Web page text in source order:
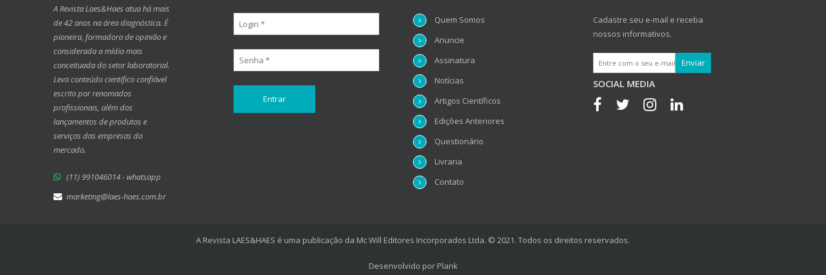
A Revista Laes&Haes atua há mais
de 42 anos na área diagnóstica. É
pioneira, formadora de opinião e
considerada a mídia mais
conceituada do setor laboratorial.
Leva conteúdo científico confiável
escrito por renomados
profissionais, além dos
lançamentos de produtos e
serviços das empresas do
mercado.
(11) 991046014 - whatsapp
marketing@laes-haes.com.br
Quem Somos
Anuncie
Assinatura
Notícias
Artigos Científicos
Edições Anteriores
Questionário
Livraria
Contato
Cadastre seu e-mail e receba
nossos informativos.
SOCIAL MEDIA
A Revista LAES&HAES é uma publicação da Mc Will Editores Incorporados Ltda. © 2021. Todos os direitos reservados.
Desenvolvido por Plank